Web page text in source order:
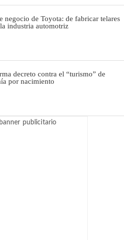
negocio de Toyota: de fabricar telares
industria automotriz
decreto contra el “turismo” de
por nacimiento